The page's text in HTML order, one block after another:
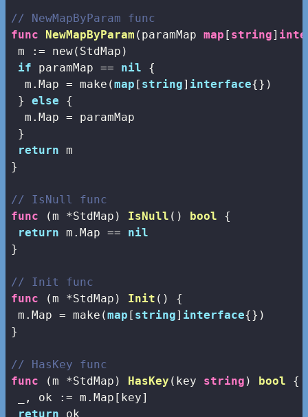
// NewMapByParam func
func
NewMapByParam (paramMap map [ string]
m := new(StdMap)
if paramMap == nil {
  m.Map =
make (map [ string] interface{})
} else {
  m.Map = paramMap
}
return m
}
// IsNull func
func
(m *StdMap) IsNull () bool {
return m.Map == nil
}
// Init func
func
(m *StdMap) Init ()
{
m.Map = make (map [ string] interface{})
}
// HasKey func
func
(m *StdMap) HasKey (key string ) bool {
_, ok := m.Map[key]
return ok